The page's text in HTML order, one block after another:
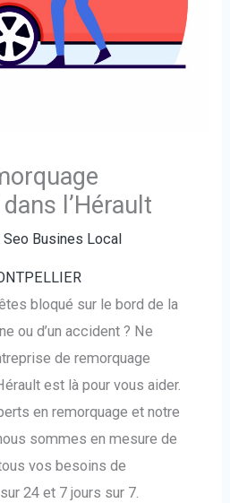
l’Hérault
Seo Busines Local
bloqué sur le bord de la
ou d’un accident ? Ne
de remorquage
est là pour vous aider.
en remorquage et notre
sommes en mesure de
vos besoins de
24 et 7 jours sur 7.